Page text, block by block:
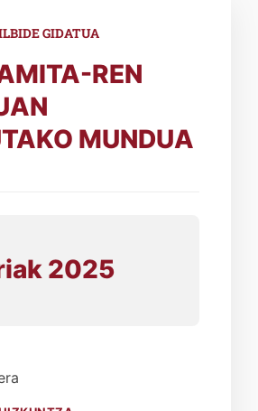
GIDATUA
REN
MUNDUA
2025